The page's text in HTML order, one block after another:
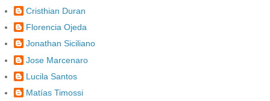
Cristhian Duran
Florencia Ojeda
Jonathan Siciliano
Jose Marcenaro
Lucila Santos
Matías Timossi